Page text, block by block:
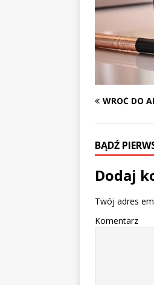
WRÓĆ DO
BĄDŹ
Dodaj
Twój adres
Komentarz